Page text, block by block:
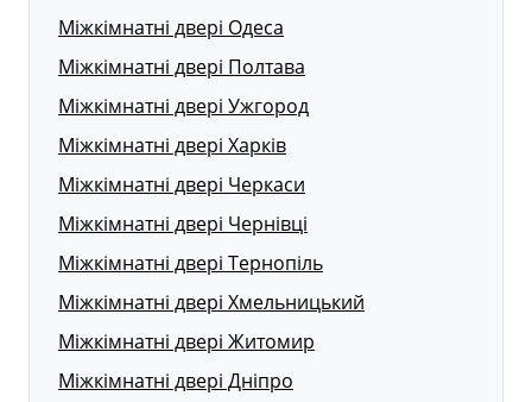
Міжкімнатні двері Одеса
Міжкімнатні двері Полтава
Міжкімнатні двері Ужгород
Міжкімнатні двері Харків
Міжкімнатні двері Черкаси
Міжкімнатні двері Чернівці
Міжкімнатні двері Тернопіль
Міжкімнатні двері Хмельницький
Міжкімнатні двері Житомир
Міжкімнатні двері Дніпро